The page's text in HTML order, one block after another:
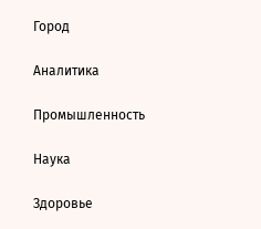
Город
Аналитика
Промышленность
Наука
Здоровье